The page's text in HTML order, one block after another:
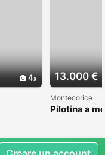
4 13.000 €
Montecorice
Pilotina a